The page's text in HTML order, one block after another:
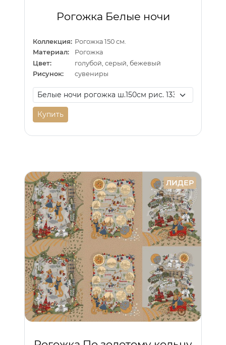
Рогожка Белые ночи
Коллекция: Рогожка 150 см.
Материал:
Рогожка
Цвет:
голубой, серый, бежевый
Рисунок:
сувениры
Купить
ЛИДЕР